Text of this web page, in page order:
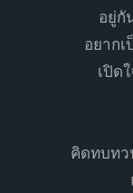
อยู่กั
อยาก
เปิด
คิดทบทว